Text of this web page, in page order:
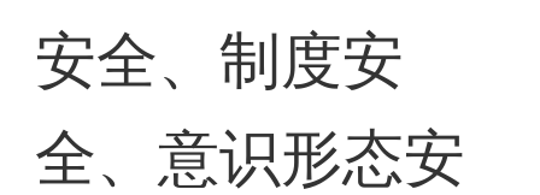
安全、制度安
全、意识形态安